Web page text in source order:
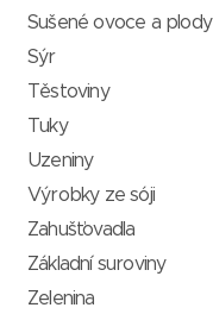
Sušené ovoce a plody
Sýr
Těstoviny
Tuky
Uzeniny
Výrobky ze sóji
Zahušťovadla
Základní suroviny
Zelenina